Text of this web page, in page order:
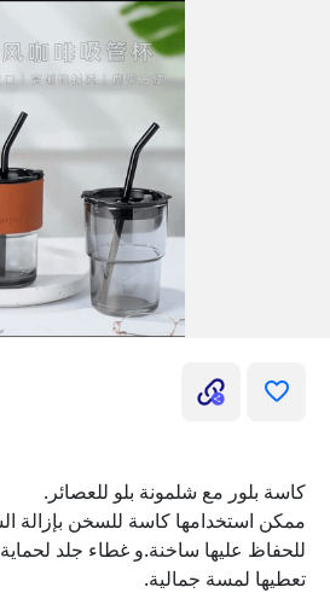
كاسة بلور مع شلمونة بلو للعصائر.
ممكن استخدامها كاسة للسخن بإزالة
للحفاظ عليها ساخنة.و غطاء جلد
تعطيها لمسة جمالية.